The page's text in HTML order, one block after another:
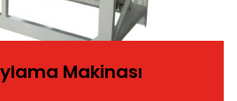
Makinası